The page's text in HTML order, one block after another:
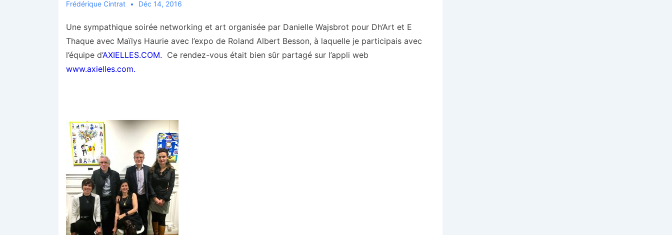
Frédérique Cintrat Déc 14, 2016
Une sympathique soirée networking et art organisée par Danielle Wajsbrot pour Dh’Art et E
Thaque avec Maïlys Haurie avec l’expo de Roland Albert Besson, à laquelle je participais avec
l’équipe d’AXIELLES.COM. Ce rendez-vous était bien sûr partagé sur l’appli web
www.axielles.com.